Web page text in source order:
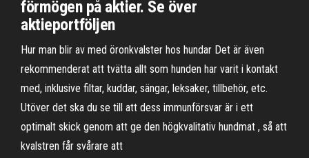
förmögen på aktier. Se över
aktieportföljen
Hur man blir av med öronkvalster hos hundar Det är även
rekommenderat att tvätta allt som hunden har varit i kontakt
med, inklusive filtar, kuddar, sängar, leksaker, tillbehör, etc.
Utöver det ska du se till att dess immunförsvar är i ett
optimalt skick genom att ge den högkvalitativ hundmat , så att
kvalstren får svårare att